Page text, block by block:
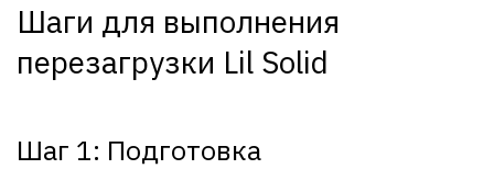
Шаги для выполнения
перезагрузки Lil Solid
Шаг 1: Подготовка